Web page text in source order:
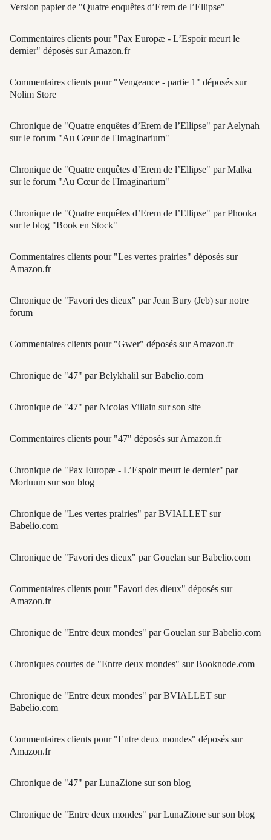
Version papier de "Quatre enquêtes d’Erem de l’Ellipse"
Commentaires clients pour "Pax Europæ - L’Espoir meurt le
dernier" déposés sur Amazon.fr
Commentaires clients pour "Vengeance - partie 1" déposés sur
Nolim Store
Chronique de "Quatre enquêtes d’Erem de l’Ellipse" par Aelynah
sur le forum "Au Cœur de l'Imaginarium"
Chronique de "Quatre enquêtes d’Erem de l’Ellipse" par Malka
sur le forum "Au Cœur de l'Imaginarium"
Chronique de "Quatre enquêtes d’Erem de l’Ellipse" par Phooka
sur le blog "Book en Stock"
Commentaires clients pour "Les vertes prairies" déposés sur
Amazon.fr
Chronique de "Favori des dieux" par Jean Bury (Jeb) sur notre
forum
Commentaires clients pour "Gwer" déposés sur Amazon.fr
Chronique de "47" par Belykhalil sur Babelio.com
Chronique de "47" par Nicolas Villain sur son site
Commentaires clients pour "47" déposés sur Amazon.fr
Chronique de "Pax Europæ - L’Espoir meurt le dernier" par
Mortuum sur son blog
Chronique de "Les vertes prairies" par BVIALLET sur
Babelio.com
Chronique de "Favori des dieux" par Gouelan sur Babelio.com
Commentaires clients pour "Favori des dieux" déposés sur
Amazon.fr
Chronique de "Entre deux mondes" par Gouelan sur Babelio.com
Chroniques courtes de "Entre deux mondes" sur Booknode.com
Chronique de "Entre deux mondes" par BVIALLET sur
Babelio.com
Commentaires clients pour "Entre deux mondes" déposés sur
Amazon.fr
Chronique de "47" par LunaZione sur son blog
Chronique de "Entre deux mondes" par LunaZione sur son blog